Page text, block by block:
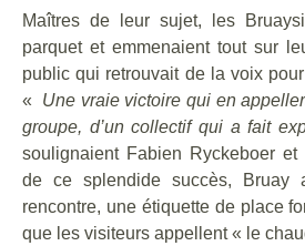
Maîtres de leur sujet, les
parquet et emmenaient tout sur
public qui retrouvait de la voix
« Une vraie victoire qui en
groupe, d’un collectif qui a fait
soulignaient Fabien Ryckeboer et
de ce splendide succès, Bruay
rencontre, une étiquette de place
que les visiteurs appellent « le